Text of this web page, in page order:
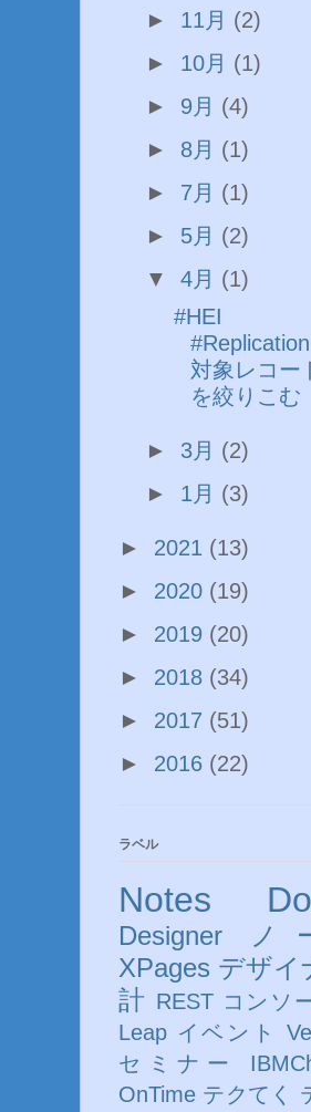
► 11月 (2)
► 10月 (1)
► 9月 (4)
► 8月 (1)
► 7月 (1)
► 5月 (2)
▼ 4月 (1)
#HEI
対象レコー
を絞りこむ
► 3月 (2)
► 1月 (3)
► 2021 (13)
► 2020 (19)
► 2019 (20)
► 2018 (34)
► 2017 (51)
► 2016 (22)
ラベル
Notes
Designer
ノ
XPages デザイ
計 REST コンソ
Leap イベント
セミナー
OnTime テクてく